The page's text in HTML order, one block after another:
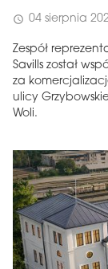
schedule 04 sierpnia
Zespół
Savills został
za
ulicy
Woli.